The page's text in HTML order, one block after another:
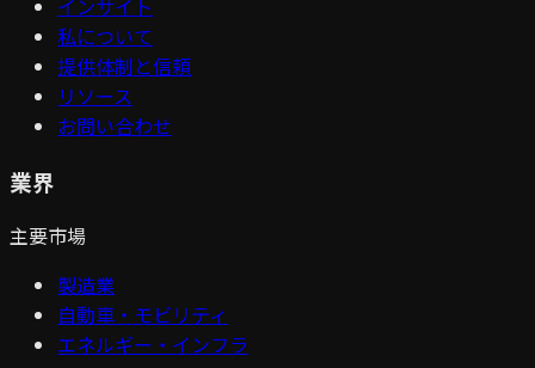
インサイト
私について
提供体制と信頼
リソース
お問い合わせ
業界
主要市場
製造業
自動車・モビリティ
エネルギー・インフラ